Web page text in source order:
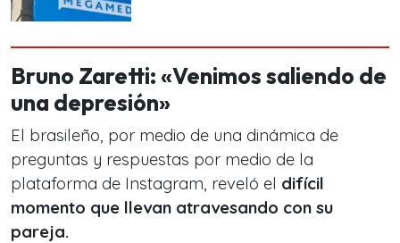
Bruno Zaretti: «Venimos saliendo de
una depresión»
El brasileño, por medio de una dinámica de
preguntas y respuestas por medio de la
plataforma de Instagram, reveló el difícil
momento que llevan atravesando con su
pareja.